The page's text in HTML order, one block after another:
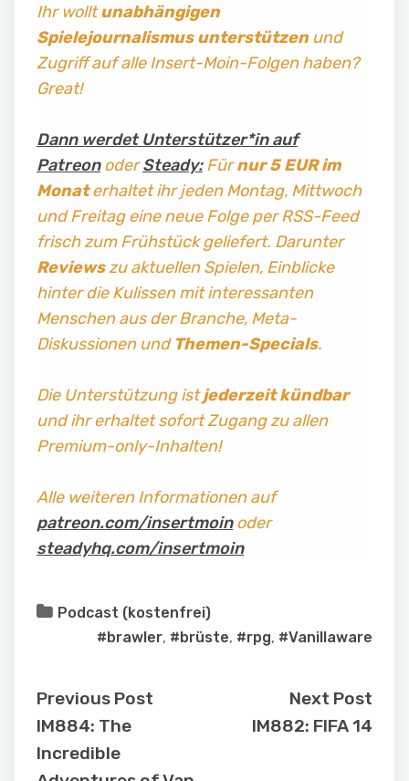
Ihr wolltunabhängigen
Spielejournalismus unterstützenund
Zugriff auf alle Insert-Moin-Folgen haben?
Great!
Dann werdet Unterstützer*in auf
PatreonoderSteady:Fürnur 5 EUR im
Monaterhaltet ihr jeden Montag, Mittwoch
und Freitag eine neue Folge per RSS-Feed
frisch zum Frühstück geliefert. Darunter
Reviewszu aktuellen Spielen, Einblicke
hinter die Kulissen mit interessanten
Menschen aus der Branche, Meta-
Diskussionen und Themen-Specials.
Die Unterstützung istjederzeit kündbar
und ihr erhaltet sofort Zugang zu allen
Premium-only-Inhalten!
Alle weiteren Informationen auf
patreon.com/insertmoinoder
steadyhq.com/insertmoin
Podcast (kostenfrei)
#brawler, #brüste, #rpg, #Vanillaware
Previous Post
IM884: The
Incredible
Next Post
IM882: FIFA 14